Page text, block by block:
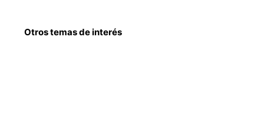
Otros temas de interés